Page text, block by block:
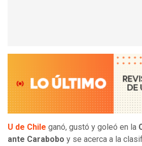
U de Chile ganó, gustó y goleó en la
ante Carabobo y se acerca a la